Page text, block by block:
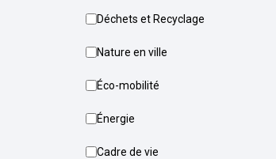
Déchets et Recyclage
Nature en ville
Éco-mobilité
Énergie
Cadre de vie